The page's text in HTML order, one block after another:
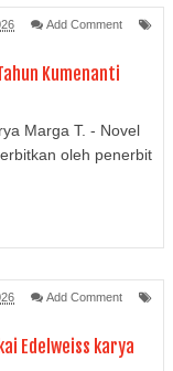
Add Comment
Kumenanti
Marga T. - Novel
oleh penerbit
Add Comment
Edelweiss karya